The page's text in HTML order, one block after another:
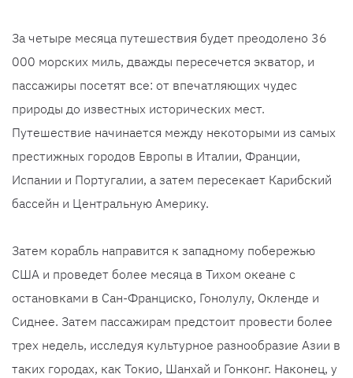
За четыре месяца путешествия будет преодолено 36
000 морских миль, дважды пересечется экватор, и
пассажиры посетят все: от впечатляющих чудес
природы до известных исторических мест.
Путешествие начинается между некоторыми из самых
престижных городов Европы в Италии, Франции,
Испании и Португалии, а затем пересекает Карибский
бассейн и Центральную Америку.
Затем корабль направится к западному побережью
США и проведет более месяца в Тихом океане с
остановками в Сан-Франциско, Гонолулу, Окленде и
Сиднее. Затем пассажирам предстоит провести более
трех недель, исследуя культурное разнообразие Азии в
таких городах, как Токио, Шанхай и Гонконг. Наконец, у